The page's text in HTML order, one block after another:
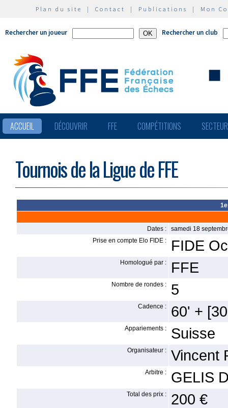
Plan du site | Contact | Publications | Mon
Rechercher un joueur Rechercher un club
ACCUEIL DÉCOUVRIR FFE COMPÉTITIONS
Tournois de la Ligue de FFE
Dates :
samedi 18
Prise en compte Elo FIDE :
FIDE
Homologué par : FFE
Nombre de rondes : 5
Cadence : 60' +
Appariements : Suisse
Organisateur : Vincent
Arbitre : GELIS
Total des prix : 200 €